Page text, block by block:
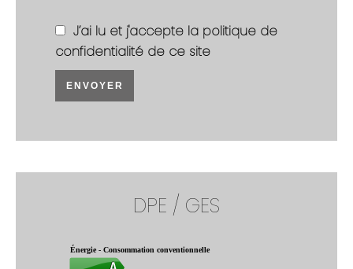
J’ai lu et j'accepte la politique de
confidentialité de ce site
ENVOYER
DPE / GES
Énergie - Consommation conventionnelle